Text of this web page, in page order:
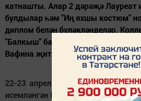
катнашты. Алар 2 дәрәҗә Лауреат
булдылар һәм "Иң яхшы костюм"
диплом белән бүләкләнделәр.
"Балкыш" балалар иҗат йорты
Вафина җитәкчелек итә.
22-23 апрель көннәрендә
исемләнгән Регионара фестиваль-